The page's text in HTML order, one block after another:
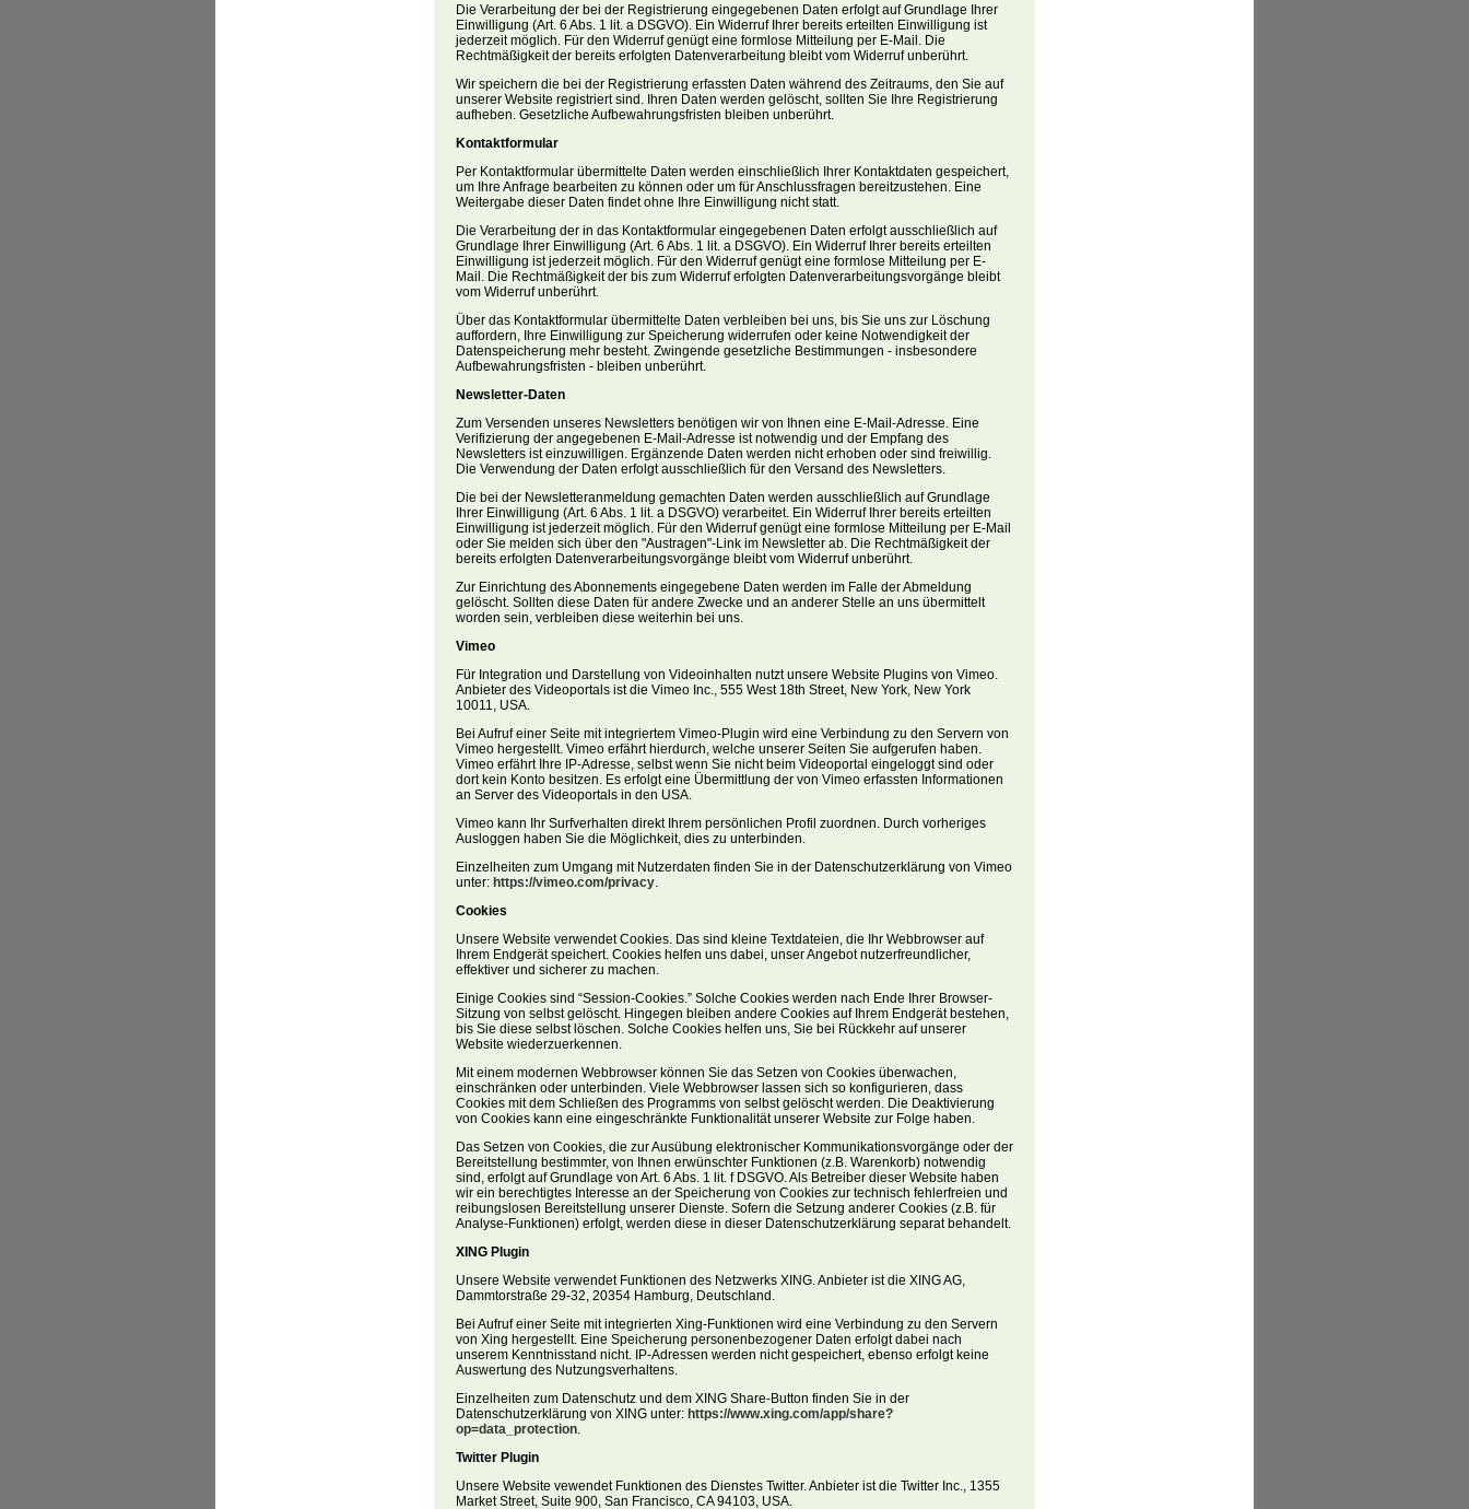
Die Verarbeitung der bei der Registrierung eingegebenen Daten erfolgt auf Grundlage Ihrer
Einwilligung (Art. 6 Abs. 1 lit. a DSGVO). Ein Widerruf Ihrer bereits erteilten Einwilligung ist
jederzeit möglich. Für den Widerruf genügt eine formlose Mitteilung per E-Mail. Die
Rechtmäßigkeit der bereits erfolgten Datenverarbeitung bleibt vom Widerruf unberührt.
Wir speichern die bei der Registrierung erfassten Daten während des Zeitraums, den Sie auf
unserer Website registriert sind. Ihren Daten werden gelöscht, sollten Sie Ihre Registrierung
aufheben. Gesetzliche Aufbewahrungsfristen bleiben unberührt.
Kontaktformular
Per Kontaktformular übermittelte Daten werden einschließlich Ihrer Kontaktdaten gespeichert,
um Ihre Anfrage bearbeiten zu können oder um für Anschlussfragen bereitzustehen. Eine
Weitergabe dieser Daten findet ohne Ihre Einwilligung nicht statt.
Die Verarbeitung der in das Kontaktformular eingegebenen Daten erfolgt ausschließlich auf
Grundlage Ihrer Einwilligung (Art. 6 Abs. 1 lit. a DSGVO). Ein Widerruf Ihrer bereits erteilten
Einwilligung ist jederzeit möglich. Für den Widerruf genügt eine formlose Mitteilung per E-
Mail. Die Rechtmäßigkeit der bis zum Widerruf erfolgten Datenverarbeitungsvorgänge bleibt
vom Widerruf unberührt.
Über das Kontaktformular übermittelte Daten verbleiben bei uns, bis Sie uns zur Löschung
auffordern, Ihre Einwilligung zur Speicherung widerrufen oder keine Notwendigkeit der
Datenspeicherung mehr besteht. Zwingende gesetzliche Bestimmungen - insbesondere
Aufbewahrungsfristen - bleiben unberührt.
Newsletter-Daten
Zum Versenden unseres Newsletters benötigen wir von Ihnen eine E-Mail-Adresse. Eine
Verifizierung der angegebenen E-Mail-Adresse ist notwendig und der Empfang des
Newsletters ist einzuwilligen. Ergänzende Daten werden nicht erhoben oder sind freiwillig.
Die Verwendung der Daten erfolgt ausschließlich für den Versand des Newsletters.
Die bei der Newsletteranmeldung gemachten Daten werden ausschließlich auf Grundlage
Ihrer Einwilligung (Art. 6 Abs. 1 lit. a DSGVO) verarbeitet. Ein Widerruf Ihrer bereits erteilten
Einwilligung ist jederzeit möglich. Für den Widerruf genügt eine formlose Mitteilung per E-Mail
oder Sie melden sich über den "Austragen"-Link im Newsletter ab. Die Rechtmäßigkeit der
bereits erfolgten Datenverarbeitungsvorgänge bleibt vom Widerruf unberührt.
Zur Einrichtung des Abonnements eingegebene Daten werden im Falle der Abmeldung
gelöscht. Sollten diese Daten für andere Zwecke und an anderer Stelle an uns übermittelt
worden sein, verbleiben diese weiterhin bei uns.
Vimeo
Für Integration und Darstellung von Videoinhalten nutzt unsere Website Plugins von Vimeo.
Anbieter des Videoportals ist die Vimeo Inc., 555 West 18th Street, New York, New York
10011, USA.
Bei Aufruf einer Seite mit integriertem Vimeo-Plugin wird eine Verbindung zu den Servern von
Vimeo hergestellt. Vimeo erfährt hierdurch, welche unserer Seiten Sie aufgerufen haben.
Vimeo erfährt Ihre IP-Adresse, selbst wenn Sie nicht beim Videoportal eingeloggt sind oder
dort kein Konto besitzen. Es erfolgt eine Übermittlung der von Vimeo erfassten Informationen
an Server des Videoportals in den USA.
Vimeo kann Ihr Surfverhalten direkt Ihrem persönlichen Profil zuordnen. Durch vorheriges
Ausloggen haben Sie die Möglichkeit, dies zu unterbinden.
Einzelheiten zum Umgang mit Nutzerdaten finden Sie in der Datenschutzerklärung von Vimeo
unter: https://vimeo.com/privacy.
Cookies
Unsere Website verwendet Cookies. Das sind kleine Textdateien, die Ihr Webbrowser auf
Ihrem Endgerät speichert. Cookies helfen uns dabei, unser Angebot nutzerfreundlicher,
effektiver und sicherer zu machen.
Einige Cookies sind “Session-Cookies.” Solche Cookies werden nach Ende Ihrer Browser-
Sitzung von selbst gelöscht. Hingegen bleiben andere Cookies auf Ihrem Endgerät bestehen,
bis Sie diese selbst löschen. Solche Cookies helfen uns, Sie bei Rückkehr auf unserer
Website wiederzuerkennen.
Mit einem modernen Webbrowser können Sie das Setzen von Cookies überwachen,
einschränken oder unterbinden. Viele Webbrowser lassen sich so konfigurieren, dass
Cookies mit dem Schließen des Programms von selbst gelöscht werden. Die Deaktivierung
von Cookies kann eine eingeschränkte Funktionalität unserer Website zur Folge haben.
Das Setzen von Cookies, die zur Ausübung elektronischer Kommunikationsvorgänge oder der
Bereitstellung bestimmter, von Ihnen erwünschter Funktionen (z.B. Warenkorb) notwendig
sind, erfolgt auf Grundlage von Art. 6 Abs. 1 lit. f DSGVO. Als Betreiber dieser Website haben
wir ein berechtigtes Interesse an der Speicherung von Cookies zur technisch fehlerfreien und
reibungslosen Bereitstellung unserer Dienste. Sofern die Setzung anderer Cookies (z.B. für
Analyse-Funktionen) erfolgt, werden diese in dieser Datenschutzerklärung separat behandelt.
XING Plugin
Unsere Website verwendet Funktionen des Netzwerks XING. Anbieter ist die XING AG,
Dammtorstraße 29-32, 20354 Hamburg, Deutschland.
Bei Aufruf einer Seite mit integrierten Xing-Funktionen wird eine Verbindung zu den Servern
von Xing hergestellt. Eine Speicherung personenbezogener Daten erfolgt dabei nach
unserem Kenntnisstand nicht. IP-Adressen werden nicht gespeichert, ebenso erfolgt keine
Auswertung des Nutzungsverhaltens.
Einzelheiten zum Datenschutz und dem XING Share-Button finden Sie in der
Datenschutzerklärung von XING unter: https://www.xing.com/app/share?
op=data_protection.
Twitter Plugin
Unsere Website vewendet Funktionen des Dienstes Twitter. Anbieter ist die Twitter Inc., 1355
Market Street, Suite 900, San Francisco, CA 94103, USA.